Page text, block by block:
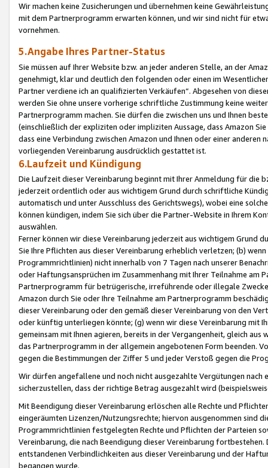
Wir machen keine Zusicherungen und übernehmen keine
mit dem Partnerprogramm erwarten können, und wir sind nicht für
vornehmen.
5.Angabe Ihres Partner-Status
Sie müssen auf Ihrer Website bzw. an jeder anderen Stelle, an der
genehmigt, klar und deutlich den folgenden oder einen im
Partner verdiene ich an qualifizierten Verkäufen“. Abgesehen von
werden Sie ohne unsere vorherige schriftliche Zustimmung keine
Partnerprogramm machen. Sie dürfen die zwischen uns und Ihnen
(einschließlich der expliziten oder impliziten Aussage, dass Amazon
dass eine Verbindung zwischen Amazon und Ihnen oder einer
vorliegenden Vereinbarung ausdrücklich gestattet ist.
6.Laufzeit und Kündigung
Die Laufzeit dieser Vereinbarung beginnt mit Ihrer Anmeldung für die
jederzeit ordentlich oder aus wichtigem Grund durch schriftliche
automatisch und unter Ausschluss des Gerichtswegs), wobei eine
können kündigen, indem Sie sich über die Partner-Website in Ihrem
auswählen.
Ferner können wir diese Vereinbarung jederzeit aus wichtigem Grund
Sie Ihre Pflichten aus dieser Vereinbarung erheblich verletzen; (b)
Programmrichtlinien) nicht innerhalb von 7 Tagen nach unserer
oder Haftungsansprüchen im Zusammenhang mit Ihrer Teilnahme am
Partnerprogramm für betrügerische, irreführende oder illegale
Amazon durch Sie oder Ihre Teilnahme am Partnerprogramm
dieser Vereinbarung oder den gemäß dieser Vereinbarung von den
oder künftig unterliegen könnte; (g) wenn wir diese Vereinbarung mit
gemeinsam mit Ihnen agieren, bereits in der Vergangenheit, gleich
das Partnerprogramm in der allgemein angebotenen Form beenden.
gegen die Bestimmungen der Ziffer 5 und jeder Verstoß gegen die
Wir dürfen angefallene und noch nicht ausgezahlte Vergütungen
sicherzustellen, dass der richtige Betrag ausgezahlt wird
Mit Beendigung dieser Vereinbarung erlöschen alle Rechte und
eingeräumten Lizenzen/Nutzungsrechte; hiervon ausgenommen sind
Programmrichtlinien festgelegten Rechte und Pflichten der Parteien
Vereinbarung, die nach Beendigung dieser Vereinbarung
entstandenen Verbindlichkeiten aus dieser Vereinbarung und der
begangen wurde.